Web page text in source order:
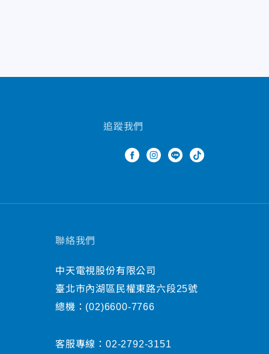
追蹤我們
聯絡我們
中天電視股份有限公司
臺北市內湖區民權東路六段25號
總機： (02)6600-7766
客服專線： 02-2792-3151